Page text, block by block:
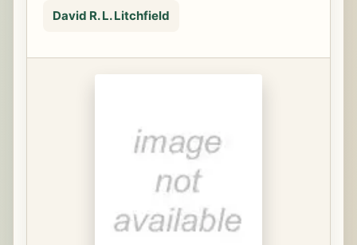
David R. L. Litchfield